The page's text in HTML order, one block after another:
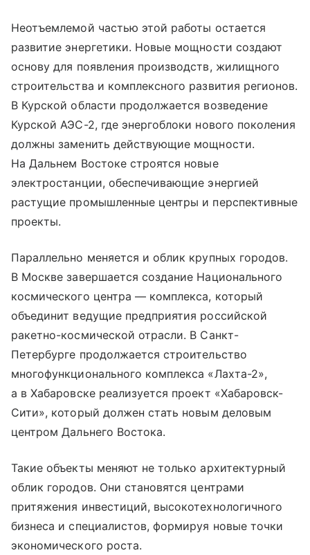
Неотъемлемой частью этой работы остается
развитие энергетики. Новые мощности создают
основу для появления производств, жилищного
строительства и комплексного развития регионов.
В Курской области продолжается возведение
Курской АЭС-2, где энергоблоки нового поколения
должны заменить действующие мощности.
На Дальнем Востоке строятся новые
электростанции, обеспечивающие энергией
растущие промышленные центры и перспективные
проекты.
Параллельно меняется и облик крупных городов.
В Москве завершается создание Национального
космического центра — комплекса, который
объединит ведущие предприятия российской
ракетно-космической отрасли. В Санкт-
Петербурге продолжается строительство
многофункционального комплекса «Лахта-2»,
а в Хабаровске реализуется проект «Хабаровск-
Сити», который должен стать новым деловым
центром Дальнего Востока.
Такие объекты меняют не только архитектурный
облик городов. Они становятся центрами
притяжения инвестиций, высокотехнологичного
бизнеса и специалистов, формируя новые точки
экономического роста.